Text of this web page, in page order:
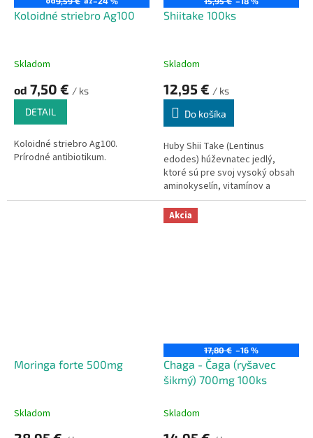
Koloidné striebro Ag100
Skladom
od 7,50 € / ks
DETAIL
Koloidné striebro Ag100.
Prírodné antibiotikum.
Shiitake 100ks
Skladom
12,95 € / ks
Do košíka
Huby Shii Take (Lentinus
edodes) húževnatec jedlý,
ktoré sú pre svoj vysoký obsah
aminokyselín, vitamínov a
minerálov nazývané tiež ako
"kráľovnej húb". Shiitake sa už
celé stáročia teší veľkej obľube,
Moringa forte 500mg
Skladom
Akcia
17,80 € –16 %
Chaga - Čaga (ryšavec
šikmý) 700mg 100ks
Skladom